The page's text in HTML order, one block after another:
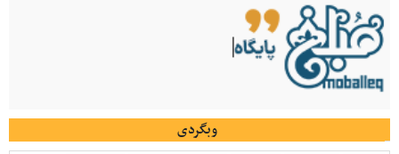
وبگردی